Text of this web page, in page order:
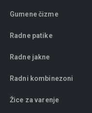
Gumene čizme
Radne patike
Radne jakne
Radni kombinezoni
Žice za varenje